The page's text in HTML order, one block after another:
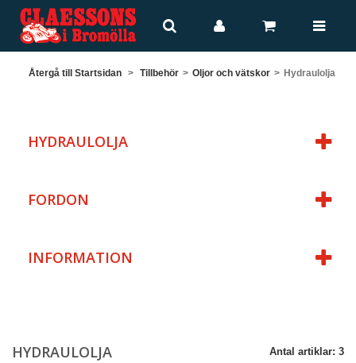
Återgå till Startsidan > Tillbehör > Oljor och vätskor > Hydraulolja
HYDRAULOLJA
FORDON
INFORMATION
HYDRAULOLJA Antal artiklar: 3